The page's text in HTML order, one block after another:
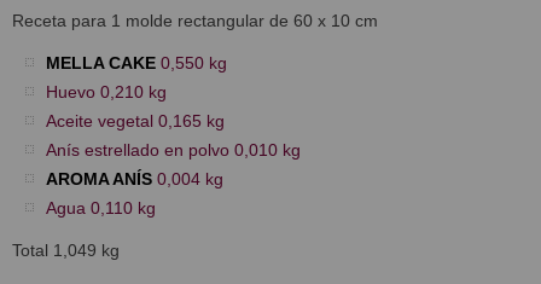
Receta para 1 molde rectangular de 60 x 10 cm
MELLA CAKE 0,550 kg
Huevo 0,210 kg
Aceite vegetal 0,165 kg
Anís estrellado en polvo 0,010 kg
AROMA ANÍS 0,004 kg
Agua 0,110 kg
Total 1,049 kg